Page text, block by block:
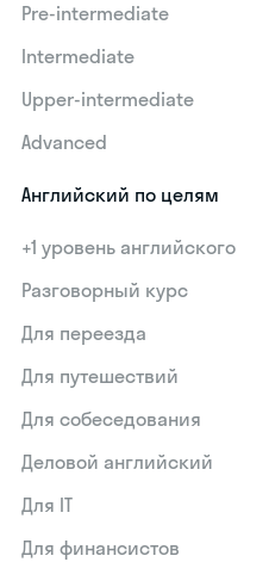
Pre-intermediate
Intermediate
Upper-intermediate
Advanced
Английский по целям
+1 уровень английского
Разговорный курс
Для переезда
Для путешествий
Для собеседования
Деловой английский
Для IT
Для финансистов